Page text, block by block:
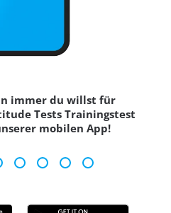
immer du willst für
Tests Trainingstest
mobilen App!